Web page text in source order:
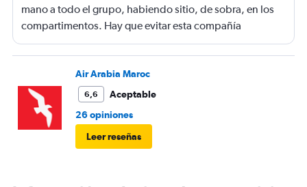
mano a todo el grupo, habiendo sitio, de sobra, en los
compartimentos. Hay que evitar esta compañía
Air Arabia Maroc
6,6
Aceptable
26 opiniones
Leer reseñas